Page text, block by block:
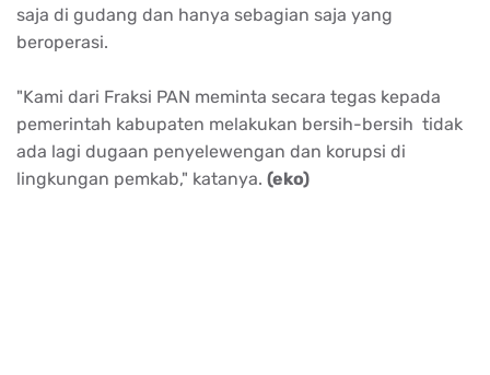
saja di gudang dan hanya sebagian saja yang
beroperasi.
"Kami dari Fraksi PAN meminta secara tegas kepada
pemerintah kabupaten melakukan bersih-bersih tidak
ada lagi dugaan penyelewengan dan korupsi di
lingkungan pemkab," katanya. (eko)